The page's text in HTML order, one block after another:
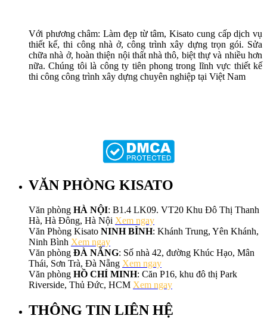
Với phương châm: Làm đẹp từ tâm, Kisato cung cấp dịch vụ
thiết kế, thi công nhà ở, công trình xây dựng trọn gói. Sửa
chữa nhà ở, hoàn thiện nội thất nhà thô, biệt thự và nhiều hơn
nữa. Chúng tôi là công ty tiên phong trong lĩnh vực thiết kế
thi công công trình xây dựng chuyên nghiệp tại Việt Nam
VĂN PHÒNG KISATO
Văn phòng HÀ NỘI: B1.4 LK09. VT20 Khu Đô Thị Thanh
Hà, Hà Đông, Hà Nội Xem ngay
Văn Phòng Kisato NINH BÌNH: Khánh Trung, Yên Khánh,
Ninh Bình Xem ngay
Văn phòng ĐÀ NẴNG: Số nhà 42, đường Khúc Hạo, Mân
Thái, Sơn Trà, Đà Nẵng Xem ngay
Văn phòng HỒ CHÍ MINH: Căn P16, khu đô thị Park
Riverside, Thủ Đức, HCM Xem ngay
THÔNG TIN LIÊN HỆ